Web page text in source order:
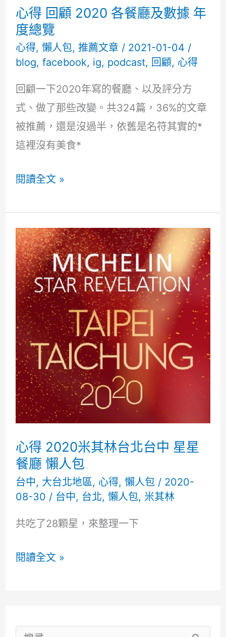
名
單
與
食
記
心得 回顧 2020 各餐廳及數據 年
度總覽
心得, 懶人包, 推薦文章 / 2021-01-04 /
blog, facebook, ig, podcast, 回顧, 心得
回顧一下2020年寫的餐廳、以及評分方
式、做了那些改變。共324篇，36%的文章
被推薦，還是沒過半，依舊是名符其實的*
這裡沒有美食*
心
回
顧
2020
各
餐
廳
及
數
據
年
度
總
覽
閱讀全文 »
心得 2020米其林台北台中 星星
餐廳 懶人包
台中, 大台北地區, 心得, 懶人包 / 2020-
08-30 / 台中, 台北, 懶人包, 米其林
共吃了28顆星，來整理一下
心
閱讀全文 »